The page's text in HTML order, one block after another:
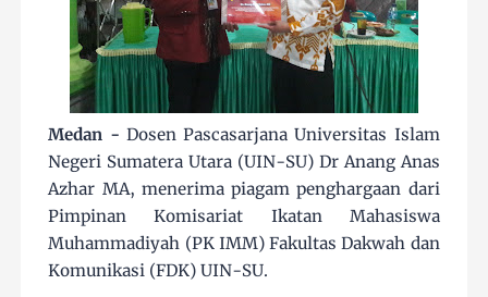
Medan - Dosen Pascasarjana Universitas Islam
Negeri Sumatera Utara (UIN-SU) Dr Anang Anas
Azhar MA, menerima piagam penghargaan dari
Pimpinan Komisariat Ikatan Mahasiswa
Muhammadiyah (PK IMM) Fakultas Dakwah dan
Komunikasi (FDK) UIN-SU.